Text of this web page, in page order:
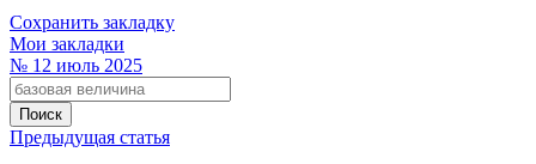
Сохранить закладку
Мои закладки
№ 12 июль 2025
Предыдущая статья